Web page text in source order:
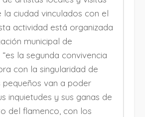
la ciudad vinculados con el
actividad está organizada
municipal de
la segunda convivencia
con la singularidad de
pequeños van a poder
inquietudes y sus ganas de
del flamenco, con los